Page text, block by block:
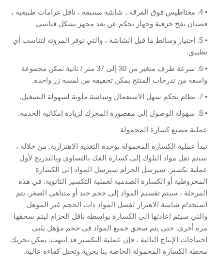
• 4. مغناطيس فوق الفرقة
، شاشة مسبقة ، ناقل غرامات طبيعية ،
قضبان نفخ خزفية وجهاز تحكم عن بعد مجهز بشكل قياسي
• 5. اختيار وسائط ما قبل الشاشة ، والتي توفر المرونة لتناسب أي
تطبيق.
• 6. سرعة طرف متغير من 30 إلى 37 متر / ثانية تمكن مجموعة
واسعة من تدرجات المنتج يمكن تحقيقه من لمسة زر واحدة.
• 7. نظام تحكم سهل الاستعمال وشاشة ملونة لسهولة التشغيل.
• 8. سهولة الوصول إلى مقصورة المحرك لزيادة إمكانية الخدمة.
عملية مصنع كسارة المحمولة
تبدأ عملية الكسارة المحمولة بوحدة التغذية الاهتزازية. من خلاله ،
سيتم نقل مواد البلوك إلى كسارة الفك بالتساوي وبالتدريج لأول
عملية تكسير. سيرسل الحزام سيرسل المواد إلى الكسارة
المخروطية أو الكسارة الصدمية لعملية التكسير الثانوية. في هذه
المرحلة ، سيتم تقسيم المواد إلى حجم جيد أو متناهي الصغر. يتم
استخدام شاشة الاهتزاز لفصل المواد ذات الحجم غير المؤهل
والتي سيتم إعادتها إلى الكسارة بواسطة ناقل الحزام ليتم سحقها
مرة أخرى. حتى يتم سحق جميع المواد في حجم مؤهل يلبي
احتياجات الإنتاج التالية ، فإن عملية التكسير قد انتهت. يمكن تحريك
محطة الكسارة المحمولة الخاصة بنا بحرية وتحتل كفاءة عالية.